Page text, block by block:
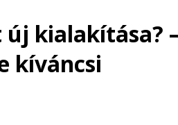
kialakítása? –
kíváncsi